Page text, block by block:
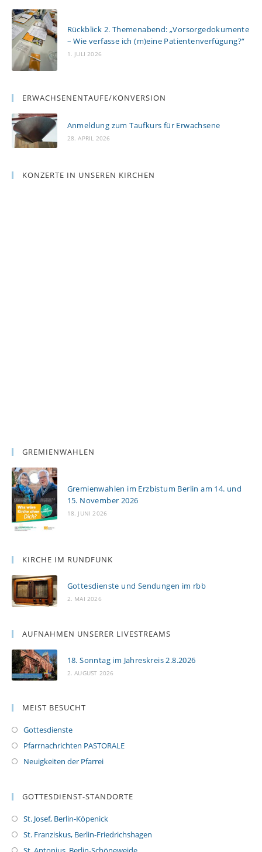
Rückblick 2. Themenabend: „Vorsorgedokumente
– Wie verfasse ich (m)eine Patientenverfügung?“
1. JULI 2026
ERWACHSENENTAUFE/KONVERSION
Anmeldung zum Taufkurs für Erwachsene
28. APRIL 2026
KONZERTE IN UNSEREN KIRCHEN
GREMIENWAHLEN
Gremienwahlen im Erzbistum Berlin am 14. und
15. November 2026
18. JUNI 2026
KIRCHE IM RUNDFUNK
Gottesdienste und Sendungen im rbb
2. MAI 2026
AUFNAHMEN UNSERER LIVESTREAMS
18. Sonntag im Jahreskreis 2.8.2026
2. AUGUST 2026
MEIST BESUCHT
Gottesdienste
Pfarrnachrichten PASTORALE
Neuigkeiten der Pfarrei
GOTTESDIENST-STANDORTE
St. Josef, Berlin-Köpenick
St. Franziskus, Berlin-Friedrichshagen